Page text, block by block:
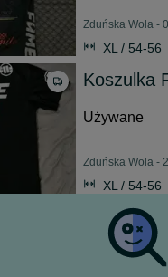
Zduńska Wola -
XL / 54-56
Koszulka
Używane
Zduńska Wola -
XL / 54-56